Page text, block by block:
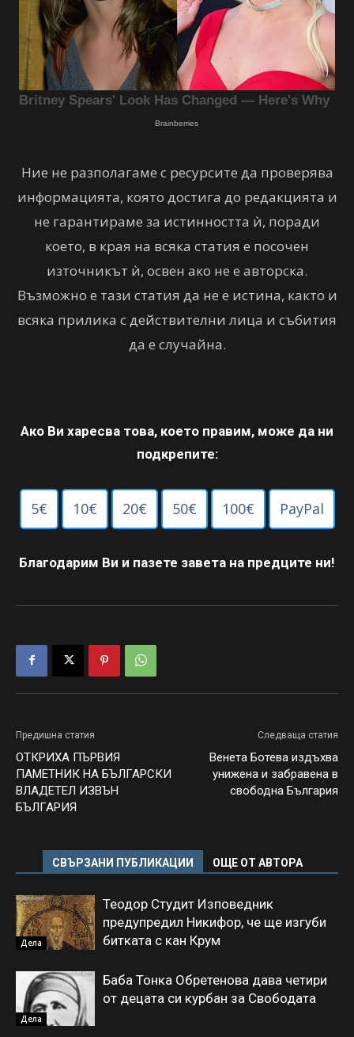
Ние не разполагаме с ресурсите да проверява
информацията, която достига до редакцията и
не гарантираме за истинността ѝ, поради
което, в края на всяка статия е посочен
източникът ѝ, освен ако не е авторска.
Възможно е тази статия да не е истина, както и
всяка прилика с действителни лица и събития
да е случайна.
Ако Ви харесва това, което правим, може да ни
подкрепите:
5€ 10€ 20€ 50€ 100€ PayPal
Благодарим Ви и пазете завета на предците ни!
Предишна статия
ОТКРИХА ПЪРВИЯ
ПАМЕТНИК НА БЪЛГАРСКИ
ВЛАДЕТЕЛ ИЗВЪН
БЪЛГАРИЯ
Следваща статия
Венета Ботева издъхва
унижена и забравена в
свободна България
СВЪРЗАНИ ПУБЛИКАЦИИ ОЩЕ ОТ АВТОРА
Дела
Теодор Студит Изповедник
предупредил Никифор, че ще изгуби
битката с кан Крум
Дела
Баба Тонка Обретенова дава четири
от децата си курбан за Свободата